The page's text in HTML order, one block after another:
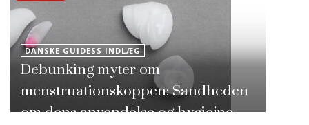
DANSKE GUIDESS INDLÆG
Debunking myter om
menstruationskoppen: Sandheden
om dens anvendelse og hygiejne